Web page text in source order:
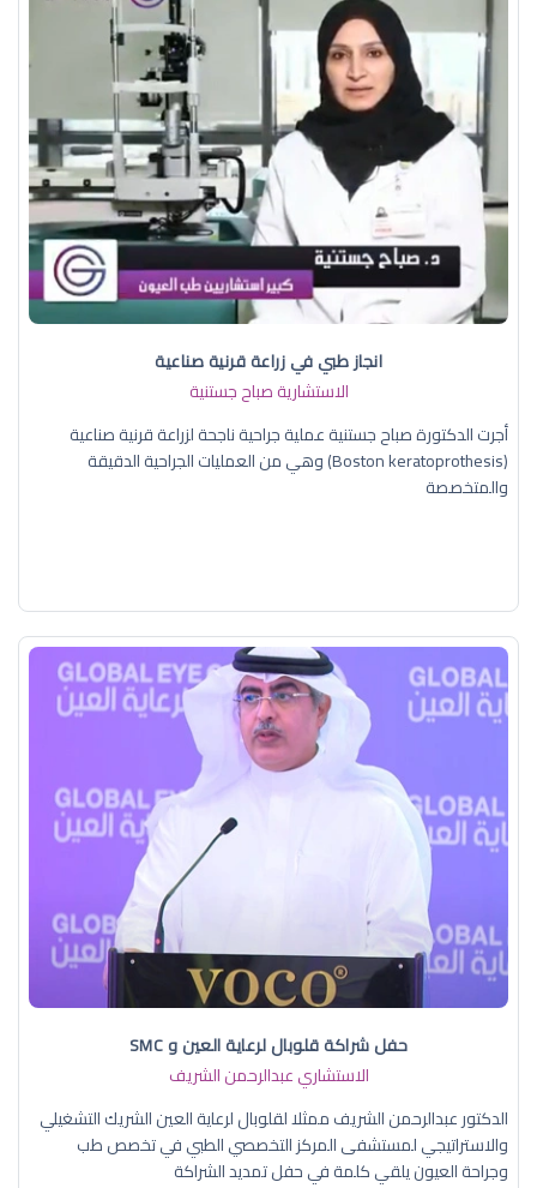
انجاز طبي في زراعة قرنية صناعية
الاستشارية صباح جستنية
أجرت الدكتورة صباح جستنية عملية جراحية ناجحة لزراعة قرنية صناعية
(Boston keratoprothesis) وهي من العمليات الجراحية الدقيقة
والمتخصصة
حفل شراكة قلوبال لرعاية العين و SMC
الاستشاري عبدالرحمن الشريف
الدكتور عبدالرحمن الشريف ممثلا لقلوبال لرعاية العين الشريك التشغيلي
والاستراتيجي لمستشفى المركز التخصصي الطبي في تخصص طب
وجراحة العيون يلقي كلمة في حفل تمديد الشراكة